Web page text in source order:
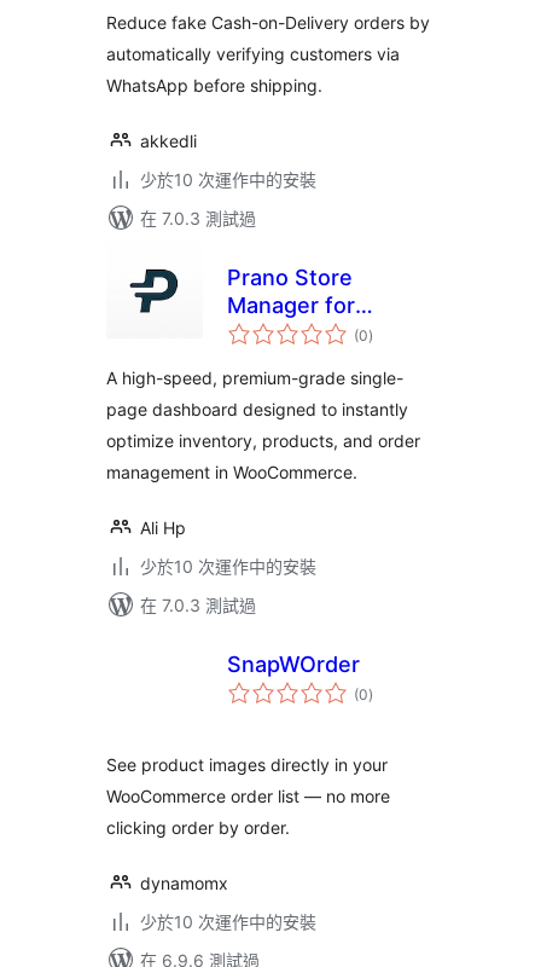
Reduce fake Cash-on-Delivery orders by
automatically verifying customers via
WhatsApp before shipping.
akkedli
少於10 次運作中的安裝
在 7.0.3 測試過
Prano Store
Manager for
WooCommerce
(0總
評)
A high-speed, premium-grade single-
page dashboard designed to instantly
optimize inventory, products, and order
management in WooCommerce.
Ali Hp
少於10 次運作中的安裝
在 7.0.3 測試過
SnapWOrder
(0總
評)
See product images directly in your
WooCommerce order list — no more
clicking order by order.
dynamomx
少於10 次運作中的安裝
在 6.9.6 測試過